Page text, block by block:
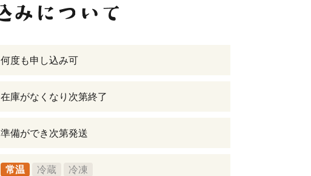
何度も申し込み可
在庫がなくなり次第終了
準備ができ次第発送
常温 冷蔵 冷凍